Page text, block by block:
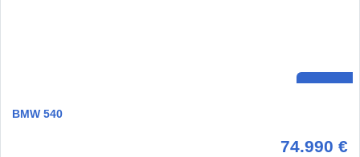
BMW 540
74.990 €